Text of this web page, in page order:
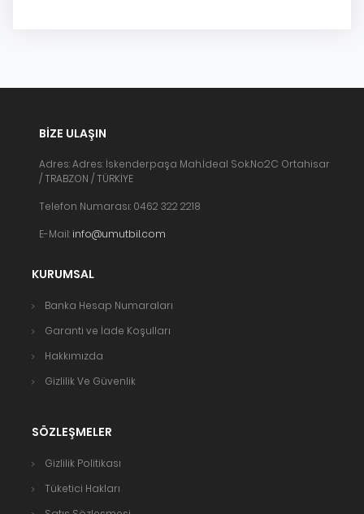
BIZE ULAŞIN
Adres: Adres: İskenderpaşa Mah.İdeal Sok.No:2C Ortahisar
/ TRABZON / TÜRKİYE
Telefon Numarası: 0462 322 2218
E-Mail: info@umutbil.com
KURUMSAL
Banka Hesap Numaraları
Garanti ve İade Koşulları
Hakkımızda
Gizlilik Ve Güvenlik
SÖZLEŞMELER
Gizlilik Politikası
Tüketici Hakları